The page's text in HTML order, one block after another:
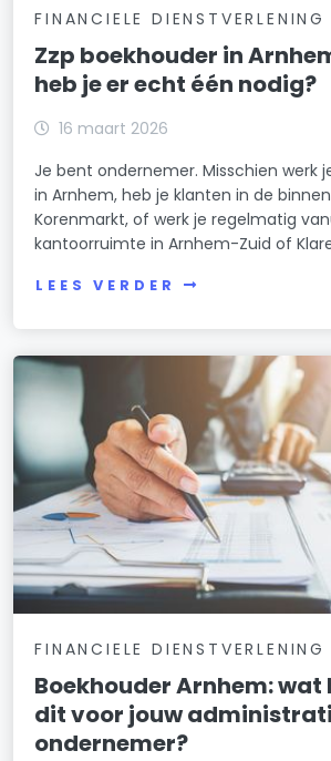
FINANCIELE DIENSTVERLENING
Zzp boekhouder in
heb je er echt één nodig?
16 maart 2026
Je bent ondernemer. Misschien werk
in Arnhem, heb je klanten in de
Korenmarkt, of werk je regelmatig
kantoorruimte in Arnhem-Zuid of
LEES VERDER
FINANCIELE DIENSTVERLENING
Boekhouder Arnhem:
dit voor jouw
ondernemer?